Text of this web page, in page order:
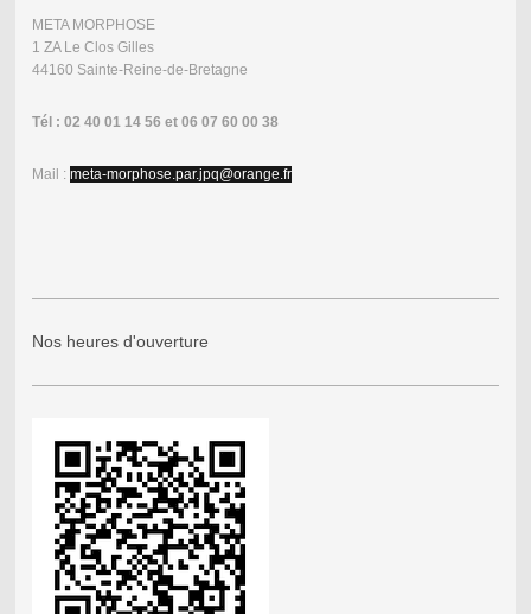
META MORPHOSE
1 ZA Le Clos Gilles
44160 Sainte-Reine-de-Bretagne
Tél : 02 40 01 14 56 et 06 07 60 00 38
Mail : meta-morphose.par.jpq@orange.fr
Nos heures d'ouverture